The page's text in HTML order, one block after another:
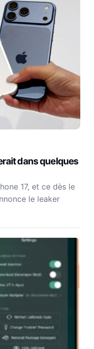
dans quelques
17, et ce dès le
le leaker